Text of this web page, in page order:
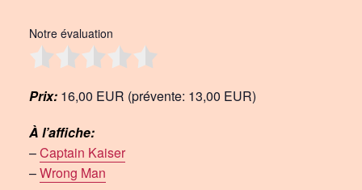
Notre évaluation
Prix: 16,00 EUR (prévente: 13,00 EUR)
À l’affiche:
–Captain Kaiser
–Wrong Man